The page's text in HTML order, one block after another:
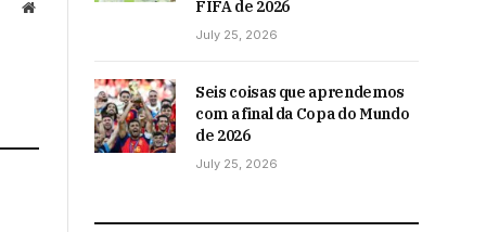
Website
FIFA de 2026
July 25, 2026
Seis coisas que aprendemos
com a final da Copa do Mundo
de 2026
July 25, 2026